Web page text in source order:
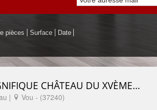
pièces Surface Date
CHÂTEAU DU XVÈME...
| Vou - (37240)